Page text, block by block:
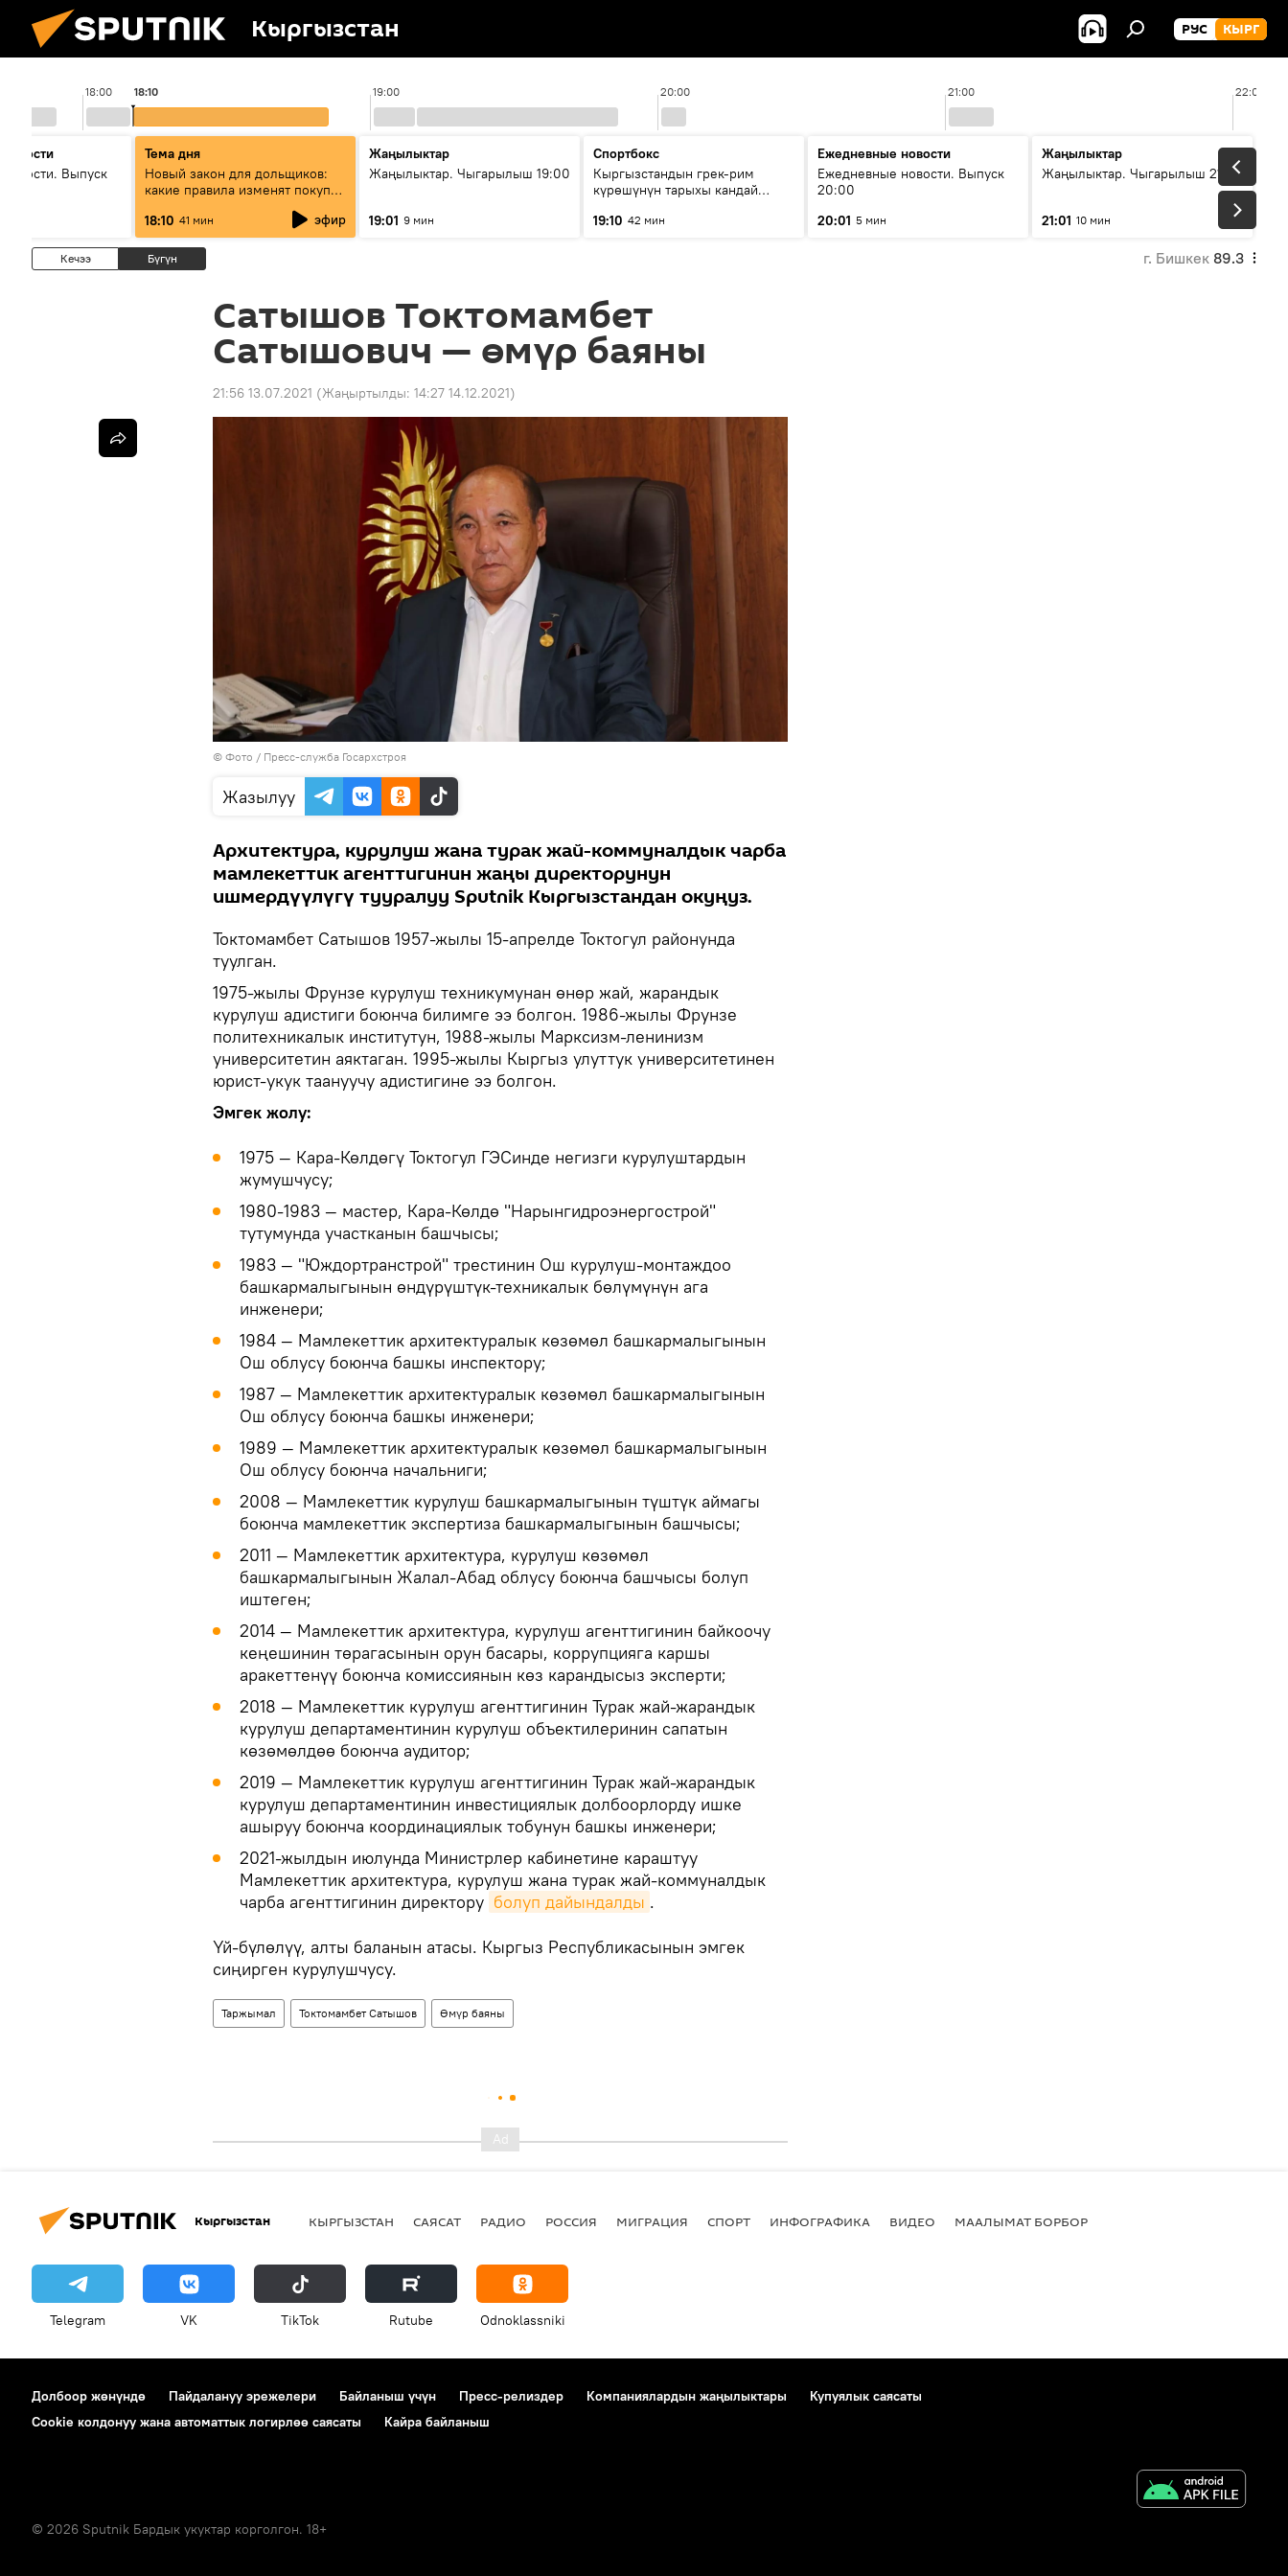
Кыргызстан РУС КЫРГ
18:00 19:00 20:00 21:00 22:00
18:10
Выпуск
Тема дня
Новый закон для дольщиков:
какие правила изменят покупку
18:10 41 мин эфир
Жаңылыктар
Жаңылыктар. Чыгарылыш 19:00
19:01 9 мин
Спортбокс
Кыргызстандын грек-рим
күрөшүнүн тарыхы кандай
19:10 42 мин
Ежедневные новости
Ежедневные новости. Выпуск
20:00
20:01 5 мин
Жаңылыктар
Жаңылыктар. Чыгарылыш 21:00
21:01 10 мин
Кечээ Бүгүн г. Бишкек 89.3
Сатышов Токтомамбет
Сатышович — өмүр баяны
21:56 13.07.2021 (Жаңыртылды: 14:27 14.12.2021)
© Фото / Пресс-служба Госархстроя
Жазылуу
Архитектура, курулуш жана турак жай-коммуналдык чарба
мамлекеттик агенттигинин жаңы директорунун
ишмердүүлүгү тууралуу Sputnik Кыргызстандан окуңуз.
Токтомамбет Сатышов 1957-жылы 15-апрелде Токтогул районунда
туулган.
1975-жылы Фрунзе курулуш техникумунан өнөр жай, жарандык
курулуш адистиги боюнча билимге ээ болгон. 1986-жылы Фрунзе
политехникалык институтун, 1988-жылы Марксизм-ленинизм
университетин аяктаган. 1995-жылы Кыргыз улуттук университетинен
юрист-укук таануучу адистигине ээ болгон.
Эмгек жолу:
1975 — Кара-Көлдөгү Токтогул ГЭСинде негизги курулуштардын
жумушчусу;
1980-1983 — мастер, Кара-Көлдө "Нарынгидроэнергострой"
тутумунда участканын башчысы;
1983 — "Юждортранстрой" трестинин Ош курулуш-монтаждоо
башкармалыгынын өндүрүштүк-техникалык бөлүмүнүн ага
инженери;
1984 — Мамлекеттик архитектуралык көзөмөл башкармалыгынын
Ош облусу боюнча башкы инспектору;
1987 — Мамлекеттик архитектуралык көзөмөл башкармалыгынын
Ош облусу боюнча башкы инженери;
1989 — Мамлекеттик архитектуралык көзөмөл башкармалыгынын
Ош облусу боюнча начальниги;
2008 — Мамлекеттик курулуш башкармалыгынын түштүк аймагы
боюнча мамлекеттик экспертиза башкармалыгынын башчысы;
2011 — Мамлекеттик архитектура, курулуш көзөмөл
башкармалыгынын Жалал-Абад облусу боюнча башчысы болуп
иштеген;
2014 — Мамлекеттик архитектура, курулуш агенттигинин байкоочу
кеңешинин төрагасынын орун басары, коррупцияга каршы
аракеттенүү боюнча комиссиянын көз карандысыз эксперти;
2018 — Мамлекеттик курулуш агенттигинин Турак жай-жарандык
курулуш департаментинин курулуш объектилеринин сапатын
көзөмөлдөө боюнча аудитор;
2019 — Мамлекеттик курулуш агенттигинин Турак жай-жарандык
курулуш департаментинин инвестициялык долбоорлорду ишке
ашыруу боюнча координациялык тобунун башкы инженери;
2021-жылдын июлунда Министрлер кабинетине караштуу
Мамлекеттик архитектура, курулуш жана турак жай-коммуналдык
чарба агенттигинин директору болуп дайындалды .
Үй-бүлөлүү, алты баланын атасы. Кыргыз Республикасынын эмгек
сиңирген курулушчусу.
Таржымал Токтомамбет Сатышов Өмүр баяны
Кыргызстан КЫРГЫЗСТАН САЯСАТ РАДИО РОССИЯ МИГРАЦИЯ СПОРТ ИНФОГРАФИКА ВИДЕО МААЛЫМАТ БОРБОР
Telegram VK ТikТоk Rutube Odnoklassniki
Долбоор жөнүндө Пайдалануу эрежелери Байланыш үчүн Пресс-релиздер Компаниялардын жаңылыктары
Купуялык саясаты
Cookie колдонуу жана автоматтык логирлөө саясаты
Кайра байланыш
© 2026 Sputnik Бардык укуктар корголгон. 18+